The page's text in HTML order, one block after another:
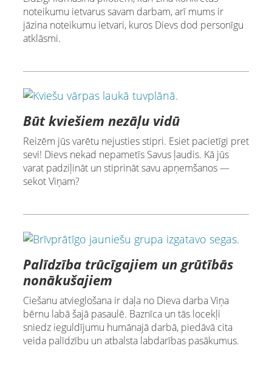
noteikumu ietvarus savam darbam, arī mums ir
jāzina noteikumu ietvari, kuros Dievs dod personīgu
atklāsmi.
Būt kviešiem nezāļu vidū
Reizēm jūs varētu nejusties stipri. Esiet pacietīgi pret
sevi! Dievs nekad nepametīs Savus ļaudis. Kā jūs
varat padziļināt un stiprināt savu apņemšanos —
sekot Viņam?
Palīdzība trūcīgajiem un grūtībās
nonākušajiem
Ciešanu atvieglošana ir daļa no Dieva darba Viņa
bērnu labā šajā pasaulē. Baznīca un tās locekļi
sniedz ieguldījumu humānajā darbā, piedāvā cita
veida palīdzību un atbalsta labdarības pasākumus.